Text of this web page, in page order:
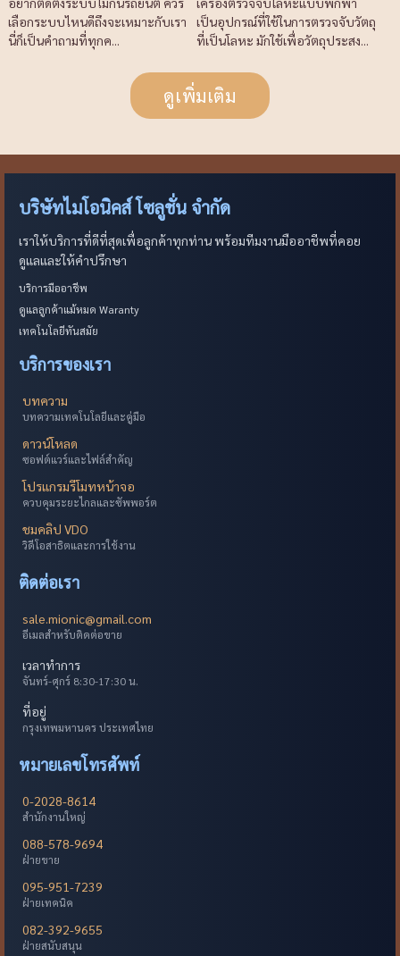
เลือกระบบไหนดีถึงจะเหมาะกับเรา
นี่ก็เป็นคำถามที่ทุกค...
เป็นอุปกรณ์ที่ใช้ในการตรวจจับวัตถุ
ที่เป็นโลหะ มักใช้เพื่อวัตถุประสง...
ดูเพิ่มเติม
บริษัทไมโอนิคส์ โซลูชั่น จำกัด
เราให้บริการที่ดีที่สุดเพื่อลูกค้าทุกท่าน พร้อมทีมงานมืออาชีพที่คอย
ดูแลและให้คำปรึกษา
บริการมืออาชีพ
ดูแลลูกค้าแม้หมด Waranty
เทคโนโลยีทันสมัย
บริการของเรา
บทความ
บทความเทคโนโลยีและคู่มือ
ดาวน์โหลด
ซอฟต์แวร์และไฟล์สำคัญ
โปรแกรมรีโมทหน้าจอ
ควบคุมระยะไกลและซัพพอร์ต
ชมคลิป VDO
วิดีโอสาธิตและการใช้งาน
ติดต่อเรา
sale.mionic@gmail.com
อีเมลสำหรับติดต่อขาย
เวลาทำการ
จันทร์-ศุกร์ 8:30-17:30 น.
ที่อยู่
กรุงเทพมหานคร ประเทศไทย
หมายเลขโทรศัพท์
0-2028-8614
สำนักงานใหญ่
088-578-9694
ฝ่ายขาย
095-951-7239
ฝ่ายเทคนิค
082-392-9655
ฝ่ายสนับสนุน